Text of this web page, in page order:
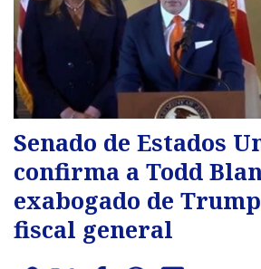
Senado de Estados
confirma a Todd
exabogado de
fiscal general